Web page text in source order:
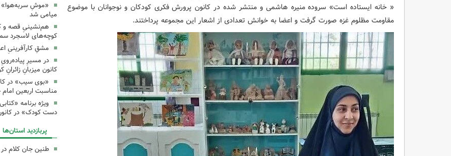
« خانه ایستاده است» سروده منیره هاشمی و منتشر شده در کانون پرورش فکری کودکان و نوجوانان با موضوع
مقاومت مظلوم غزه صورت گرفت و اعضا به خوانش تعدادی از اشعار این مجموعه پرداختند.
«موشِ سربه‌هوا»
میامی شد
هم‌نشینیِ قصه و
کوچه‌های لاسجرد
مشقِ کارآفرینیِ
در مسیرِ
کانون میزبانِ
«بوی سیب» در
مناسبت اربعین
ویژه برنامه
دست کودک» در
پربازدید استان‌ها
طنین جان کلام